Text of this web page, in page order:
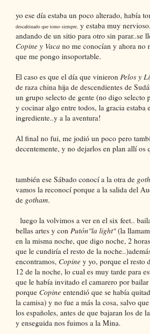
yo ese día estaba un poco alterado, había
descafeinado que tomo siempre, y estaba muy
andando de un sitio para otro sin parar..se
Copine y Vaca no me conocían y ahora no
que me pongo insoportable.
El caso es que el día que vinieron Pelos y
de raza china hija de descendientes de
un grupo selecto de gente (no digo selecto
y cocinar algo entre todos, la gracia
ingrediente..y a la aventura!
Al final no fui, me jodió un poco pero
decentemente, y no dejarlos en plan allí os
también ese Sábado conocí a la otra de
vamos la reconocí porque a la salida del
de gotham.
luego la volvimos a ver en el six feet..
bellas artes y con Putón"la light"(la
en la misma noche, que digo noche, 2
que le cundiría el resto de la
encontramos, Copine y yo, porque el resto
12 de la noche, lo cual es muy tarde para
que le había invitado el camarero por
porque Copine entendió que se había
la camisa) y no fue a más la cosa, salvo
los españoles, antes de que bajaran los de
y enseguida nos fuimos a la Mina.